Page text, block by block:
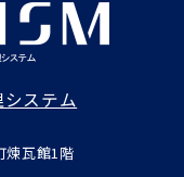
ステム
煉瓦館1階